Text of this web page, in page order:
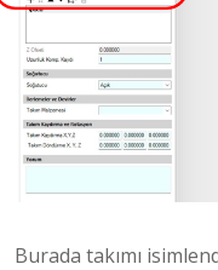
Burada takımı